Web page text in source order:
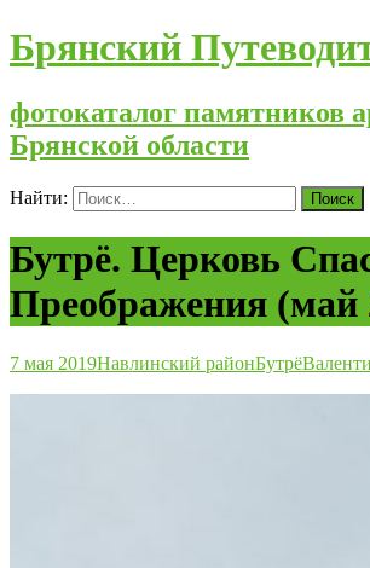
Брянский
фотокаталог памятников
Брянской области
Найти:
Бутрё. Церковь
Преображения (май
7 мая 2019Навлинский районБутрё